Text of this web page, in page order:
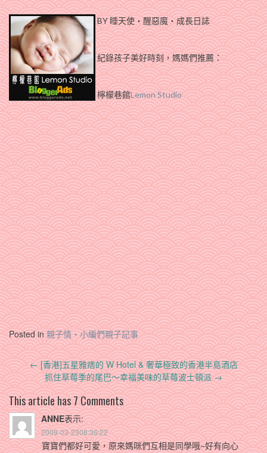
BY 睡天使‧醒惡魔‧成長日誌
紀錄孩子美好時刻，媽媽們推薦：
檸檬巷館Lemon Studio
Posted in親子情‧小編們親子記事
Post
navigation
←[香港]五星雅痞的 W Hotel & 奢華極致的香港半島酒店
抓住草莓季的尾巴～幸福美味的草莓波士頓派→
This article has 7 Comments
ANNE表示:
2009-03-2308:36:22
寶寶們都好可愛，原來媽咪們互相是同學哦~好有向心